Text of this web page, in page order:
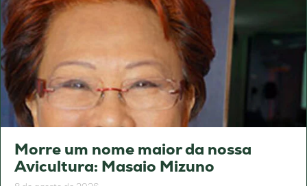
Morre um nome maior da nossa
Avicultura: Masaio Mizuno